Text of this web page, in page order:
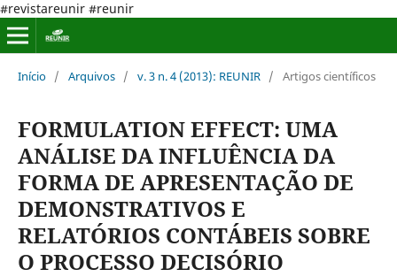
#revistareunir #reunir
Início / Arquivos / v. 3 n. 4 (2013): REUNIR / Artigos científicos
FORMULATION EFFECT: UMA
ANÁLISE DA INFLUÊNCIA DA
FORMA DE APRESENTAÇÃO DE
DEMONSTRATIVOS E
RELATÓRIOS CONTÁBEIS SOBRE
O PROCESSO DECISÓRIO